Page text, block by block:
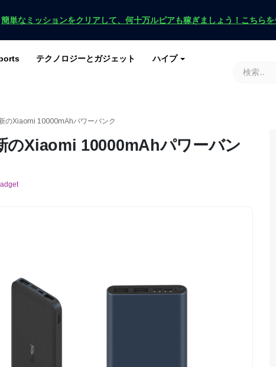
簡単なミッションをクリアして、何十万ルピアも稼ぎましょう！こちらを
テクノロジーとガジェット ハイプ
のXiaomi 10000mAhパワーバンク
のXiaomi 10000mAhパワーバン